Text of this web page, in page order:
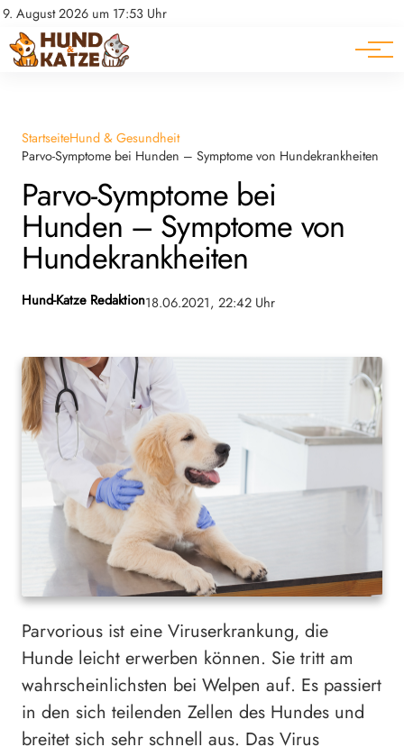
9. August 2026 um 17:53 Uhr
Datenschutz
Impressum
Pferde
Ratgeber
StartseiteHund & Gesundheit
Parvo-Symptome bei Hunden – Symptome von Hundekrankheiten
Parvo-Symptome bei
Hunden – Symptome von
Hundekrankheiten
Hund-Katze Redaktion18.06.2021, 22:42 Uhr
Parvorious ist eine Viruserkrankung, die
Hunde leicht erwerben können. Sie tritt am
wahrscheinlichsten bei Welpen auf. Es passiert
in den sich teilenden Zellen des Hundes und
breitet sich sehr schnell aus. Das Virus